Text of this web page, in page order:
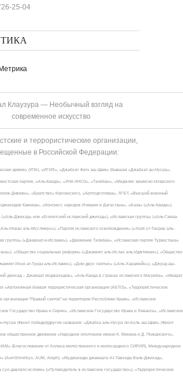
25-04
Клаузура — Необычный взгляд на
современное искусство
и террористические организации,
в Российской Федерации:
армия» (УПА), «ИГИЛ», «Джабхат Фатх аш-Шам» (бывшая «Джабхат ан-Нусра»,
партия, «Аль-Каида», «УНА-УНСО», «Талибан», «Меджлис крымско-татарского
Дивижн», «Братство» Корчинского, «Артподготовка», ЛГБТ, «Высший военный
Кавказа», «Конгресс народов Ичкерии и Дагестана», «База» («Аль-Каида»),
Джихад» или «Египетский исламский джихад»), «Исламская группа» («Аль-Гамаа
Ихван аль-Муслимун»), «Партия исламского освобождения» («Хизб ут-Тахрир аль-
группа» («Джамаат-и-Ислами»), «Движение Талибан», «Исламская партия Туркестана»
«Общество социальных реформ» («Джамият аль-Ислах аль-Иджтимаи»), «Общество
Ихья ат-Тураз аль-Ислами»), «Дом двух святых» («Аль-Харамейн»), «Джунд аш-
джихад – Джамаат моджахедов», «Аль-Каида в странах исламского Магриба», «Имарат
«Автономная боевая террористическая организация (АБТО)», «Террористическое
организации "Правый сектор" на территории Республики Крым», «Исламское
Государство Ирака и Сирии», «Исламское Государство Ирака и Леванта», «Исламское
Нусра (Фронт победы)(другие названия: «Джабха аль-Нусра ли-Ахль аш-Шам» (Фронт
общественное движение «Народное ополчение имени К. Минина и Д. Пожарского»,
(Благословение от Аллаха милоственного и милосердного СИРИЯ), Международное
(AumShinrikyo, AUM, Aleph), «Муджахеды джамаата Ат-Тавхида Валь-Джихад»,
давлати исломи» («Путеводитель в исламское государство»), «Террористическое